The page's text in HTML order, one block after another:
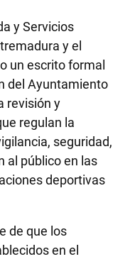
y Servicios
y el
un escrito formal
del Ayuntamiento
revisión y
regulan la
seguridad,
al público en las
deportivas
de que los
en el